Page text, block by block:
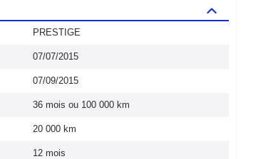
PRESTIGE
07/07/2015
07/09/2015
36 mois ou 100 000 km
20 000 km
12 mois